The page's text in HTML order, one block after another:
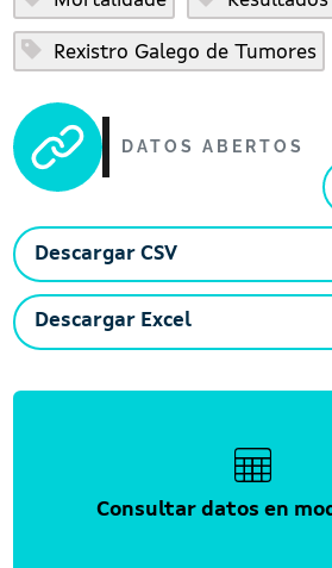
Rexistro Galego de Tumores
DATOS ABERTOS
Descargar CSV
Descargar Excel
Consultar datos en